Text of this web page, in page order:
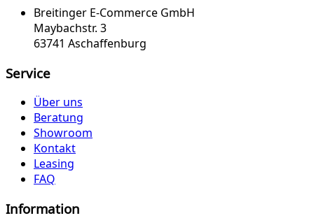
Breitinger E-Commerce GmbH
Maybachstr. 3
63741 Aschaffenburg
Service
Über uns
Beratung
Showroom
Kontakt
Leasing
FAQ
Information